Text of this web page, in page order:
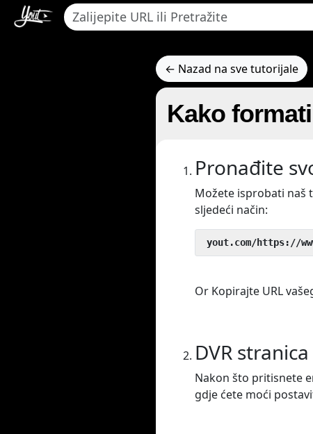
← Nazad na sve tutorijale
Kako
Pronađite
Možete isprobati naš
sljedeći način:
yout.com/https://
Or Kopirajte URL
DVR stranica
Nakon što pritisnete
gdje ćete moći